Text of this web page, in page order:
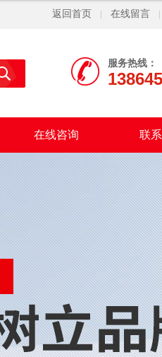
返回首页 在线留言
服务热线：
在线咨询 联